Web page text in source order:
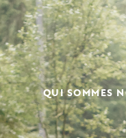
QUI SOMMES